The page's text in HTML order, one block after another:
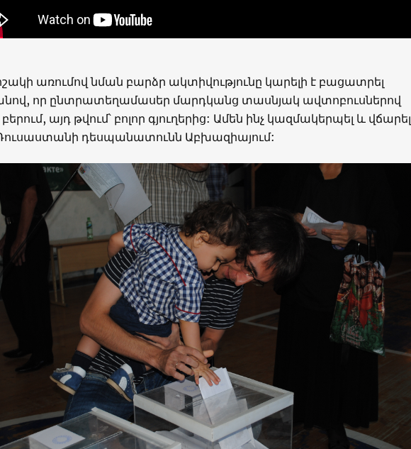
առումով նման բարձր ակտիվությունը կարելի է բացատրել
որ ընտրատեղամասեր մարդկանց տասնյակ ավտոբուսներով
բերում, այդ թվում՝ բոլոր գյուղերից: Ամեն ինչ կազմակերպել և վճարել
դեսպանատունն Աբխազիայում: